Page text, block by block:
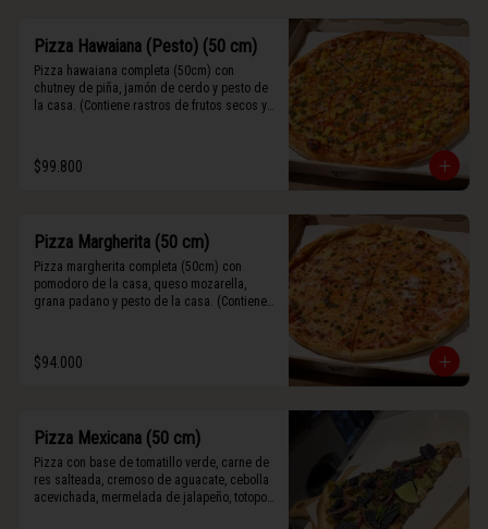
Pizza Hawaiana (Pesto) (50 cm)
Pizza hawaiana completa (50cm) con
chutney de piña, jamón de cerdo y pesto de
la casa. (Contiene rastros de frutos secos y
$99.800
Pizza Margherita (50 cm)
Pizza margherita completa (50cm) con
pomodoro de la casa, queso mozarella,
grana padano y pesto de la casa. (Contiene
$94.000
Pizza Mexicana (50 cm)
Pizza con base de tomatillo verde, carne de
res salteada, cremoso de aguacate, cebolla
acevichada, mermelada de jalapeño, totopos